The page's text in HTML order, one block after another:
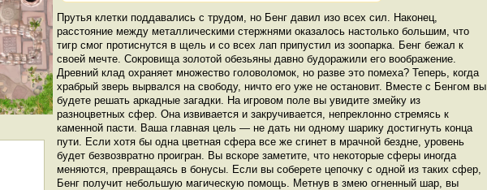
Прутья клетки поддавались с трудом, но Бенг давил изо всех сил. Наконец,
расстояние между металлическими стержнями оказалось настолько большим, что
тигр смог протиснутся в щель и со всех лап припустил из зоопарка. Бенг бежал к
своей мечте. Сокровища золотой обезьяны давно будоражили его воображение.
Древний клад охраняет множество головоломок, но разве это помеха? Теперь, когда
храбрый зверь вырвался на свободу, ничто его уже не остановит. Вместе с Бенгом вы
будете решать аркадные загадки. На игровом поле вы увидите змейку из
разноцветных сфер. Она извивается и закручивается, непреклонно стремясь к
каменной пасти. Ваша главная цель — не дать ни одному шарику достигнуть конца
пути. Если хотя бы одна цветная сфера все же сгинет в мрачной бездне, уровень
будет безвозвратно проигран. Вы вскоре заметите, что некоторые сферы иногда
меняются, превращаясь в бонусы. Если вы соберете цепочку с одной из таких сфер,
Бенг получит небольшую магическую помощь. Метнув в змею огненный шар, вы